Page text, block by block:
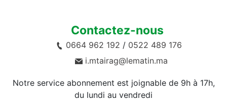
Contactez-nous
0664 962 192 / 0522 489 176
i.mtairag@lematin.ma
Notre service abonnement est joignable de 9h à 17h,
du lundi au vendredi